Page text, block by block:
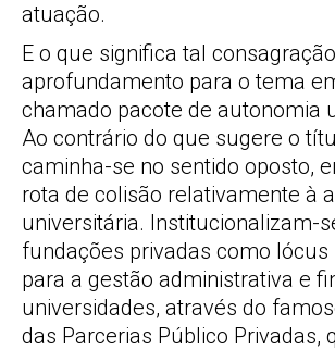
atuação.
E o que significa tal
aprofundamento para o tema
chamado pacote de autonomia
Ao contrário do que sugere o
caminha-se no sentido oposto,
rota de colisão relativamente à
universitária. Institucionalizam-
fundações privadas como lócus
para a gestão administrativa e
universidades, através do
das Parcerias Público Privadas,